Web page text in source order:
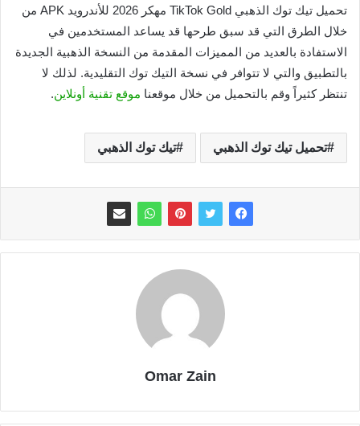
تحميل تيك توك الذهبي TikTok Gold مهكر 2026 للأندرويد APK من
خلال الطرق التي قد سبق طرحها قد يساعد المستخدمين في
الاستفادة بالعديد من المميزات المقدمة من النسخة الذهبية الجديدة
بالتطبيق والتي لا تتوافر في نسخة التيك توك التقليدية. لذلك لا
تنتظر كثيراً وقم بالتحميل من خلال موقعنا موقع تقنية أونلاين.
تحميل تيك توك الذهبي تيك توك الذهبي
Omar Zain